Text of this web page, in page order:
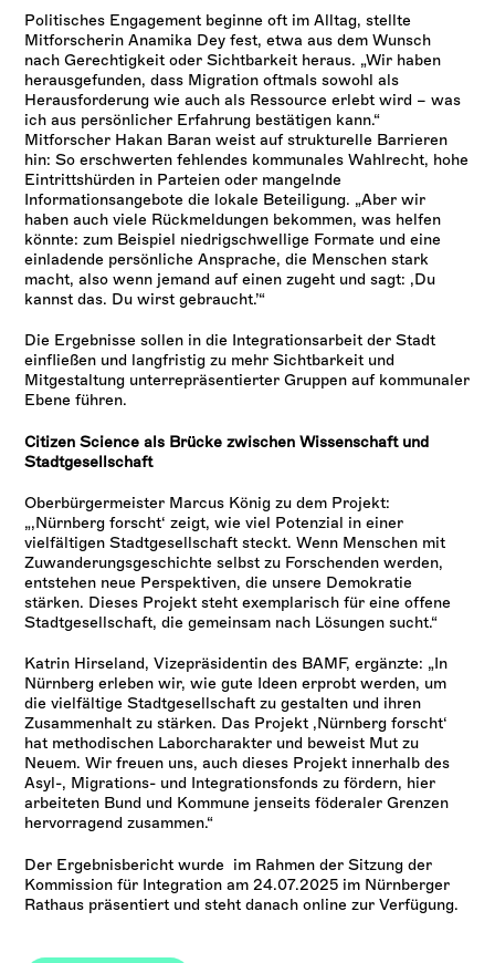
Politisches Engagement beginne oft im Alltag, stellte
Mitforscherin Anamika Dey fest, etwa aus dem Wunsch
nach Gerechtigkeit oder Sichtbarkeit heraus. „Wir haben
herausgefunden, dass Migration oftmals sowohl als
Herausforderung wie auch als Ressource erlebt wird – was
ich aus persönlicher Erfahrung bestätigen kann.“
Mitforscher Hakan Baran weist auf strukturelle Barrieren
hin: So erschwerten fehlendes kommunales Wahlrecht, hohe
Eintrittshürden in Parteien oder mangelnde
Informationsangebote die lokale Beteiligung. „Aber wir
haben auch viele Rückmeldungen bekommen, was helfen
könnte: zum Beispiel niedrigschwellige Formate und eine
einladende persönliche Ansprache, die Menschen stark
macht, also wenn jemand auf einen zugeht und sagt: ‚Du
kannst das. Du wirst gebraucht.’“
Die Ergebnisse sollen in die Integrationsarbeit der Stadt
einfließen und langfristig zu mehr Sichtbarkeit und
Mitgestaltung unterrepräsentierter Gruppen auf kommunaler
Ebene führen.
Citizen Science als Brücke zwischen Wissenschaft und
Stadtgesellschaft
Oberbürgermeister Marcus König zu dem Projekt:
„‚Nürnberg forscht‘ zeigt, wie viel Potenzial in einer
vielfältigen Stadtgesellschaft steckt. Wenn Menschen mit
Zuwanderungsgeschichte selbst zu Forschenden werden,
entstehen neue Perspektiven, die unsere Demokratie
stärken. Dieses Projekt steht exemplarisch für eine offene
Stadtgesellschaft, die gemeinsam nach Lösungen sucht.“
Katrin Hirseland, Vizepräsidentin des BAMF, ergänzte: „In
Nürnberg erleben wir, wie gute Ideen erprobt werden, um
die vielfältige Stadtgesellschaft zu gestalten und ihren
Zusammenhalt zu stärken. Das Projekt ‚Nürnberg forscht‘
hat methodischen Laborcharakter und beweist Mut zu
Neuem. Wir freuen uns, auch dieses Projekt innerhalb des
Asyl-, Migrations- und Integrationsfonds zu fördern, hier
arbeiteten Bund und Kommune jenseits föderaler Grenzen
hervorragend zusammen.“
Der Ergebnisbericht wurde im Rahmen der Sitzung der
Kommission für Integration am 24.07.2025 im Nürnberger
Rathaus präsentiert und steht danach online zur Verfügung.